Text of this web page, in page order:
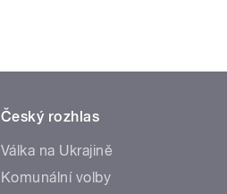
Český rozhlas
Válka na Ukrajině
Komunální volby